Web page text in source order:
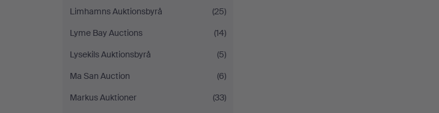
Limhamns Auktionsbyrå
(25)
Lyme Bay Auctions
(14)
Lysekils Auktionsbyrå
(5)
Ma San Auction
(6)
Markus Auktioner
(33)